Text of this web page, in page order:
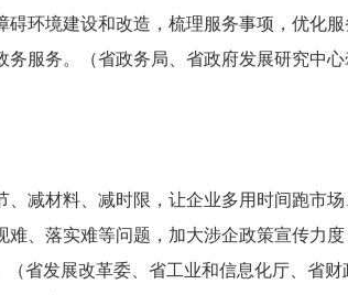
环境建设和改造，梳理服务事项，优化服
服务。（省政务局、省政府发展研究中心
减材料、减时限，让企业多用时间跑市场
、落实难等问题，加大涉企政策宣传力度
省发展改革委、省工业和信息化厅、省财